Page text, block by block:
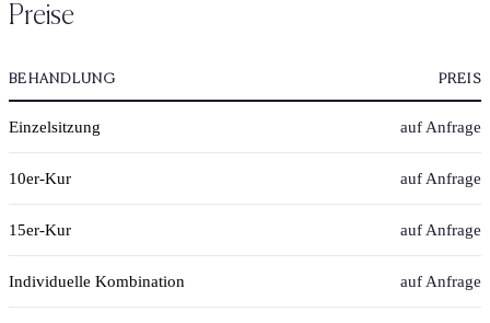
Preise
BEHANDLUNG PREIS
Einzelsitzung auf Anfrage
10er-Kur auf Anfrage
15er-Kur auf Anfrage
Individuelle Kombination auf Anfrage